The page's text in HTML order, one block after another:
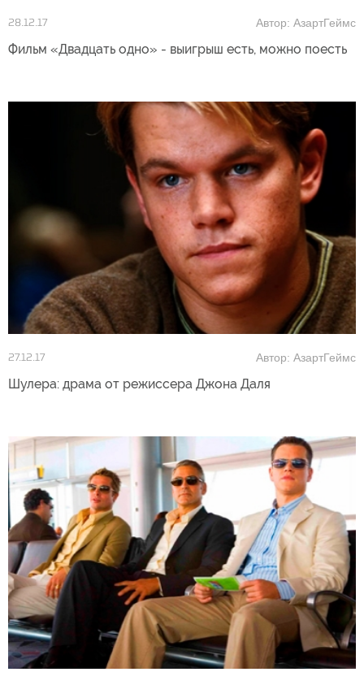
28.12.17 Автор: АзартГеймс
Фильм «Двадцать одно» - выигрыш есть, можно поесть
27.12.17 Автор: АзартГеймс
Шулера: драма от режиссера Джона Даля